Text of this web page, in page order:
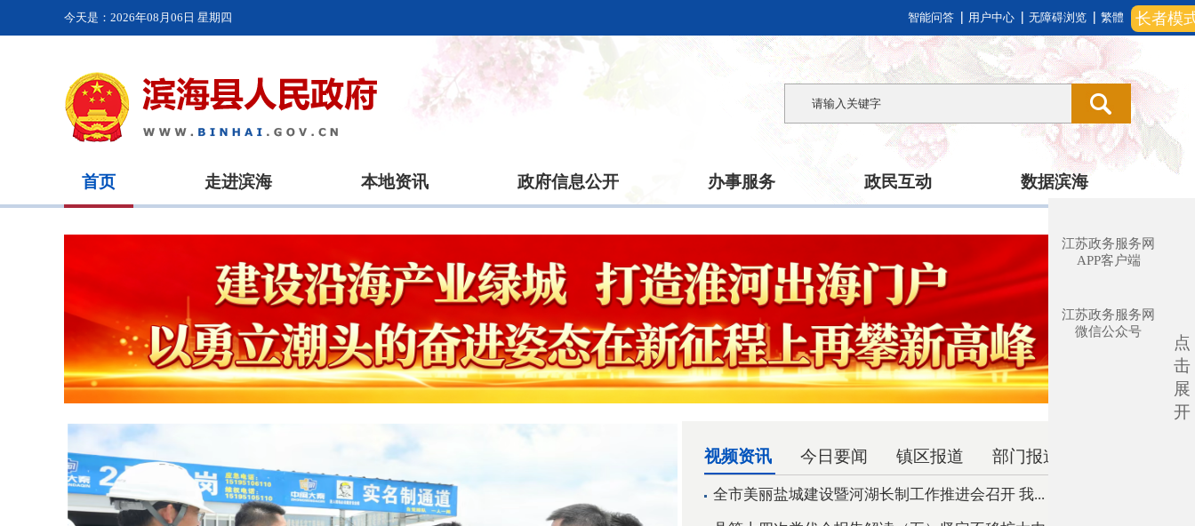
长者模
今天是： 2026年08月06日 星期四 智能问答 用户中心 无障碍浏览 繁體
首页 走进滨海 本地资讯 政府信息公开 办事服务 政民互动 数据滨海
视频资讯 今日要闻 镇区报道 部门报道
全市美丽盐城建设暨河湖长制工作推进会召开 我...
点
击
展
开
江苏政务服务网
APP客户端
江苏政务服务网
微信公众号